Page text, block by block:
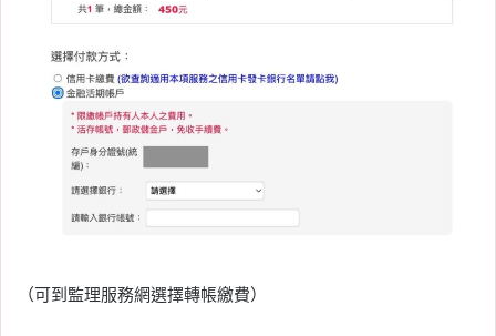
（可到監理服務網選擇轉帳繳費）